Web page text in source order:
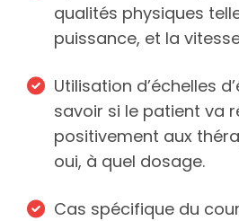
qualités physiques
puissance, et la
Utilisation d’échelles
savoir si le patient va
positivement aux
oui, à quel dosage.
Cas spécifique du